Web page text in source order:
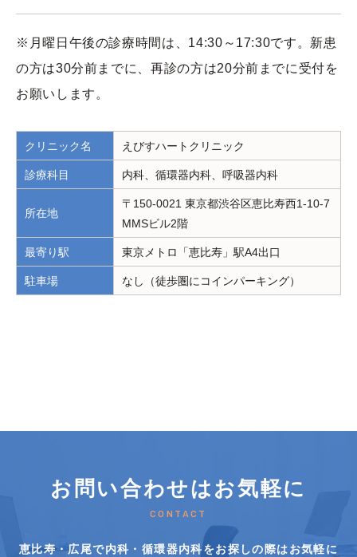
※月曜日午後の診療時間は、14:30～17:30です。新患
の方は30分前までに、再診の方は20分前までに受付を
お願いします。
クリニック名 えびすハートクリニック
診療科目 内科、循環器内科、呼吸器内科
所在地
〒150-0021 東京都渋谷区恵比寿西1-10-7
MMSビル2階
最寄り駅 東京メトロ「恵比寿」駅A4出口
駐車場 なし（徒歩圏にコインパーキング）
お問い合わせはお気軽に
CONTACT
恵比寿・広尾で内科・循環器内科をお探しの際はお気軽に